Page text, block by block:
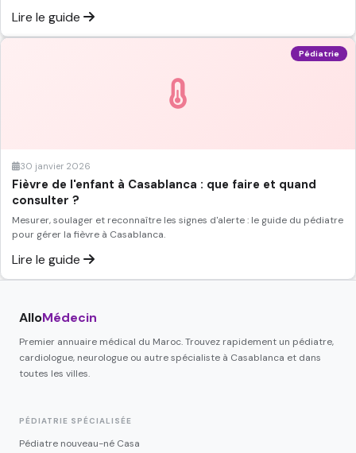
Lire le guide
Pédiatrie
30 janvier 2026
Fièvre de l'enfant à Casablanca : que faire et quand
consulter ?
Mesurer, soulager et reconnaître les signes d'alerte : le guide du pédiatre
pour gérer la fièvre à Casablanca.
Lire le guide
AlloMédecin
Premier annuaire médical du Maroc. Trouvez rapidement un pédiatre,
cardiologue, neurologue ou autre spécialiste à Casablanca et dans
toutes les villes.
PÉDIATRIE SPÉCIALISÉE
Pédiatre nouveau-né Casa